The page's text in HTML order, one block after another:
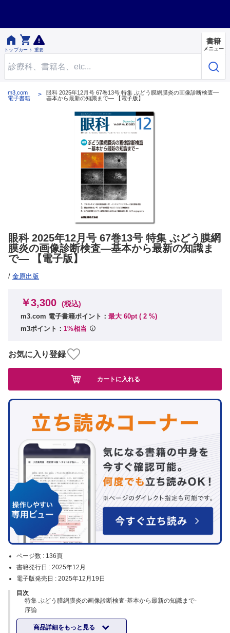

トップ

カート 重要
書籍
メニュー
m3.com
電子書籍
眼科 2025年12月号 67巻13号 特集 ぶどう膜網膜炎の画像診断検査―
基本から最新の知識まで― 【電子版】
眼科 2025年12月号 67巻13号 特集 ぶどう膜網
膜炎の画像診断検査―基本から最新の知識ま
で― 【電子版】
/ 金原出版
ページ数 : 136頁
書籍発行日 : 2025年12月
電子版発売日 : 2025年12月19日
目次
特集 ぶどう膜網膜炎の画像診断検査-基本から最新の知識まで-
序論
後藤 浩
1.フルオレセイン蛍光眼底造影
商品詳細をもっと見る
￥3,300 (税込)
m3.com 電子書籍ポイント： 最大 60pt ( 2 %)
m3ポイント： 1%相当
お気に入り登録
カートに入れる